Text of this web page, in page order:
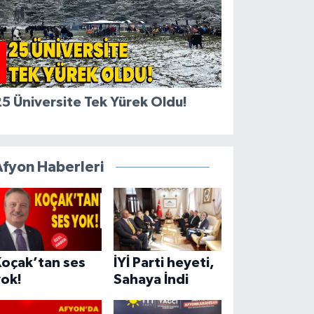
Üniversite Tek Yürek Oldu!
Haberleri
ses
İYİ Parti heyeti,
Sahaya İndi